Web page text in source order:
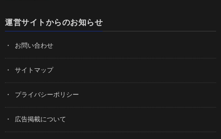
運営サイトからのお知らせ
お問い合わせ
サイトマップ
プライバシーポリシー
広告掲載について